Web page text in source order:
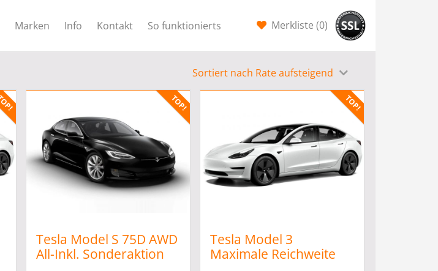
Marken Info Kontakt So funktionierts Merkliste (0)
Sortiert nach Rate aufsteigend
Tesla Model S 75D AWD
All-Inkl. Sonderaktion
Tesla Model 3
Maximale Reichweite